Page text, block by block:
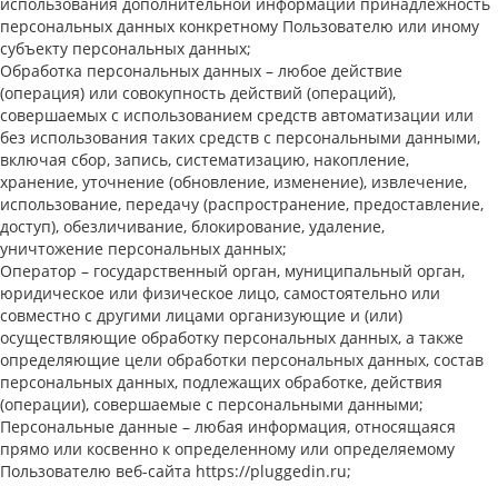
персональных данных конкретному Пользователю или иному
субъекту персональных данных;
Обработка персональных данных – любое действие
(операция) или совокупность действий (операций),
совершаемых с использованием средств автоматизации или
без использования таких средств с персональными данными,
включая сбор, запись, систематизацию, накопление,
хранение, уточнение (обновление, изменение), извлечение,
использование, передачу (распространение, предоставление,
доступ), обезличивание, блокирование, удаление,
уничтожение персональных данных;
Оператор – государственный орган, муниципальный орган,
юридическое или физическое лицо, самостоятельно или
совместно с другими лицами организующие и (или)
осуществляющие обработку персональных данных, а также
определяющие цели обработки персональных данных, состав
персональных данных, подлежащих обработке, действия
(операции), совершаемые с персональными данными;
Персональные данные – любая информация, относящаяся
прямо или косвенно к определенному или определяемому
Пользователю веб-сайта https://pluggedin.ru;